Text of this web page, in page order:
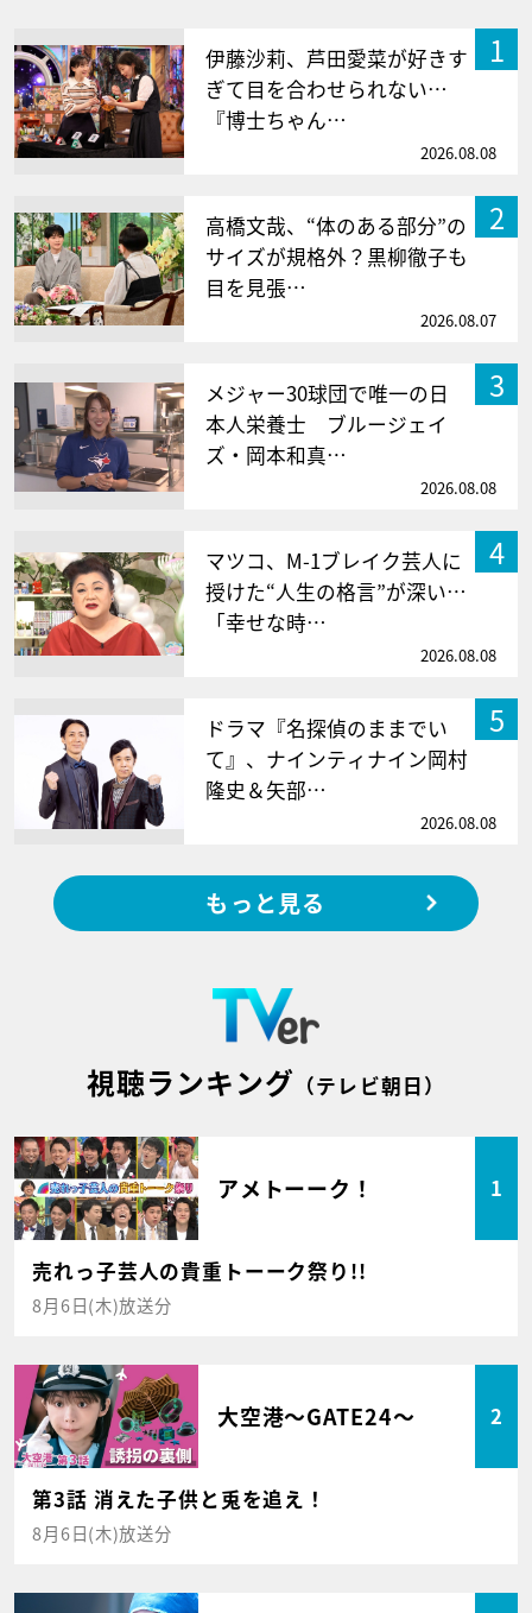
1
伊藤沙莉、芦田愛菜が好きす
ぎて目を合わせられない…
『博士ちゃん…
2026.08.08
2
高橋文哉、“体のある部分”の
サイズが規格外？黒柳徹子も
目を見張…
2026.08.07
3
メジャー30球団で唯一の日
本人栄養士 ブルージェイ
ズ・岡本和真…
2026.08.08
4
マツコ、M-1ブレイク芸人に
授けた“人生の格言”が深い…
「幸せな時…
2026.08.08
5
ドラマ『名探偵のままでい
て』、ナインティナイン岡村
隆史＆矢部…
2026.08.08
もっと見る
視聴ランキング （テレビ朝日）
アメトーーク！ 1
売れっ子芸人の貴重トーーク祭り!!
8月6日(木)放送分
大空港～GATE24～ 2
第3話 消えた子供と兎を追え！
8月6日(木)放送分